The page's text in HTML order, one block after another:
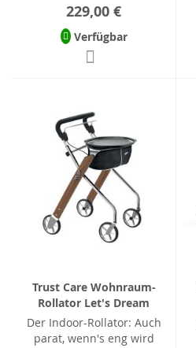
229,00 €
Verfügbar
Trust Care Wohnraum-
Rollator Let's Dream
Der Indoor-Rollator: Auch
parat, wenn's eng wird